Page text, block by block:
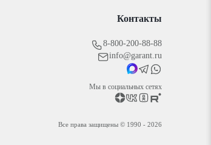
Контакты
8-800-200-88-88
info@garant.ru
Мы в социальных сетях
Все права защищены © 1990 - 2026